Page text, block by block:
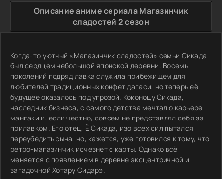
Описание аниме сериала Магазинчик
сладостей 2 сезон
Когда-то уютный «Магазинчик сладостей» семьи Сикада
был сердцем небольшой японской деревни. Восемь
поколений подряд лавка служила прибежищем для
любителей традиционных конфет дагаси, но теперь её
будущее оказалось под угрозой. Коконоцу Сикада,
наследник бизнеса, с самого детства мечтал о карьере
мангаки и, если честно, совсем не представлял себя за
прилавком. Его отец, Ё Сикада, изо всех сил пытался
переубедить сына, но, кажется, уже готовился к тому, что
ретро-магазинчик исчезнет с карты. Однако всё
меняется с появлением в деревне эксцентричной и
загадочной Хотару Сидарэ.